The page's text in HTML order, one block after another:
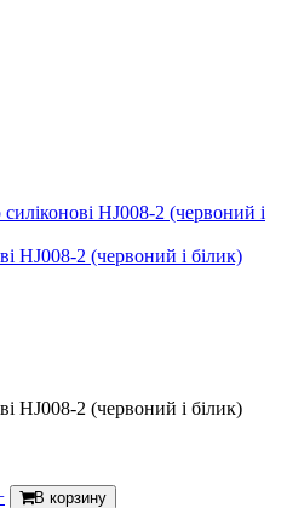
HJ008-2 (червоний і білик)
HJ008-2 (червоний і білик)
В корзину